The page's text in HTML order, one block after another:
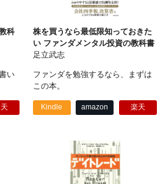
科
い
株を買うなら最低限知っておきた
い ファンダメンタル投資の教科書
足立武志
ファンダを勉強するなら、まずは
この本。
Kindle amazon 楽天